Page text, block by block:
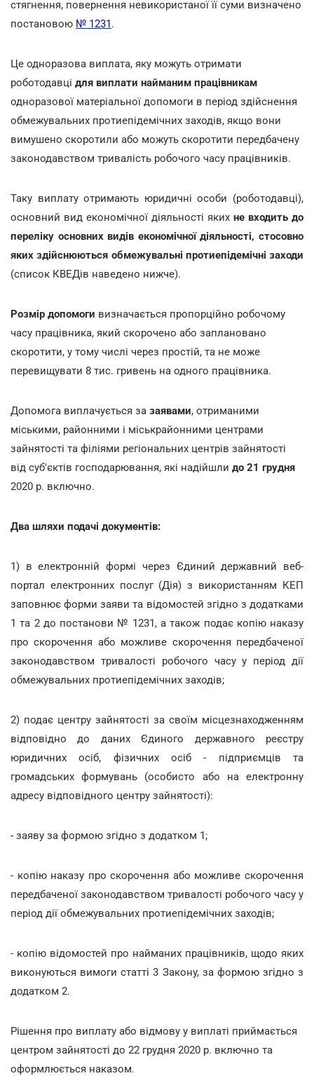
стягнення, повернення невикористаної її суми визначено
постановою № 1231.
Це одноразова виплата, яку можуть отримати
роботодавці для виплати найманим працівникам
одноразової матеріальної допомоги в період здійснення
обмежувальних протиепідемічних заходів, якщо вони
вимушено скоротили або можуть скоротити передбачену
законодавством тривалість робочого часу працівників.
Таку виплату отримають юридичні особи (роботодавці),
основний вид економічної діяльності яких не входить до
переліку основних видів економічної діяльності, стосовно
яких здійснюються обмежувальні протиепідемічні заходи
(список КВЕДів наведено нижче).
Розмір допомоги визначається пропорційно робочому
часу працівника, який скорочено або заплановано
скоротити, у тому числі через простій, та не може
перевищувати 8 тис. гривень на одного працівника.
Допомога виплачується за заявами, отриманими
міськими, районними і міськрайонними центрами
зайнятості та філіями регіональних центрів зайнятості
від суб'єктів господарювання, які надійшли до 21 грудня
2020 р. включно.
Два шляхи подачі документів:
1) в електронній формі через Єдиний державний веб-
портал електронних послуг (Дія) з використанням КЕП
заповнює форми заяви та відомостей згідно з додатками
1 та 2 до постанови № 1231, а також подає копію наказу
про скорочення або можливе скорочення передбаченої
законодавством тривалості робочого часу у період дії
обмежувальних протиепідемічних заходів;
2) подає центру зайнятості за своїм місцезнаходженням
відповідно до даних Єдиного державного реєстру
юридичних осіб, фізичних осіб - підприємців та
громадських формувань (особисто або на електронну
адресу відповідного центру зайнятості):
- заяву за формою згідно з додатком 1;
- копію наказу про скорочення або можливе скорочення
передбаченої законодавством тривалості робочого часу у
період дії обмежувальних протиепідемічних заходів;
- копію відомостей про найманих працівників, щодо яких
виконуються вимоги статті 3 Закону, за формою згідно з
додатком 2.
Рішення про виплату або відмову у виплаті приймається
центром зайнятості до 22 грудня 2020 р. включно та
оформлюється наказом.